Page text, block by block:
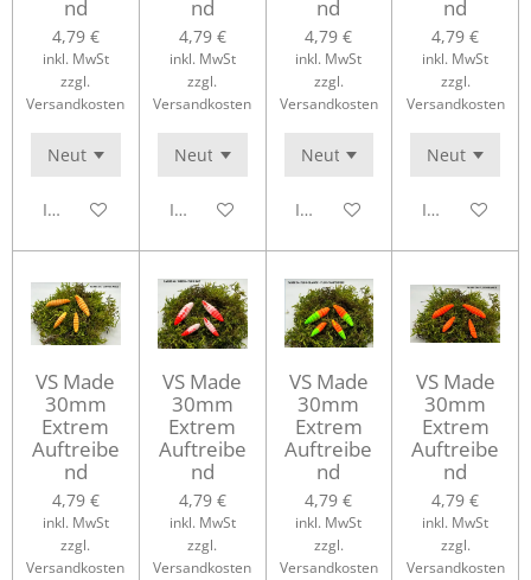
nd
4,79 €
inkl. MwSt
zzgl.
Versandkosten
In den Warenkorb
nd
4,79 €
inkl. MwSt
zzgl.
Versandkosten
In den Warenkorb
nd
4,79 €
inkl. MwSt
zzgl.
Versandkosten
In den Warenkorb
nd
4,79 €
inkl. MwSt
zzgl.
Versandkosten
In den
VS Made
30mm
Extrem
Auftreibe
nd
4,79 €
inkl. MwSt
zzgl.
Versandkosten
VS Made
30mm
Extrem
Auftreibe
nd
4,79 €
inkl. MwSt
zzgl.
Versandkosten
VS Made
30mm
Extrem
Auftreibe
nd
4,79 €
inkl. MwSt
zzgl.
Versandkosten
VS Made
30mm
Extrem
Auftreibe
nd
4,79 €
inkl. MwSt
zzgl.
Versandkosten